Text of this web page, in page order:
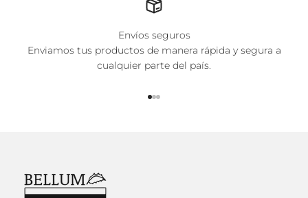
Envíos seguros
Enviamos tus productos de manera rápida y segura a
cualquier parte del país.